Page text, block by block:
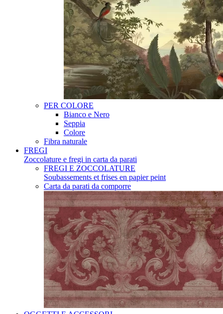
PER COLORE
Bianco e Nero
Seppia
Colore
Fibra naturale
FREGI
Zoccolature e fregi in carta da parati
FREGI E ZOCCOLATURE
Soubassements et frises en papier peint
Carta da parati da comporre